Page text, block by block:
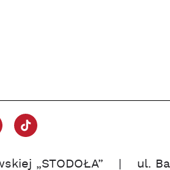
„STODOŁA” ul.